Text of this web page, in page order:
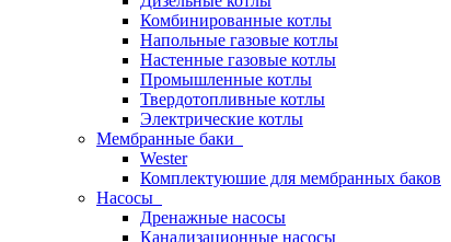
Комбинированные котлы
Напольные газовые котлы
Настенные газовые котлы
Промышленные котлы
Твердотопливные котлы
Электрические котлы
Мембранные баки
Wester
Комплектуюшие для мембранных баков
Насосы
Дренажные насосы
Канализационные насосы